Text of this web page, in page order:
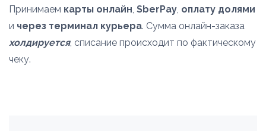
Принимаем карты онлайн, SberPay, оплату долями
и через терминал курьера. Сумма онлайн-заказа
холдируется, списание происходит по фактическому
чеку.